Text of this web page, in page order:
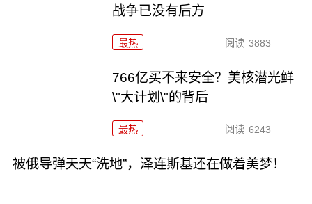
战争已没有后方
最热 阅读 3883
766亿买不来安全？美核潜光鲜
\"大计划\"的背后
最热 阅读 6243
被俄导弹天天“洗地”，泽连斯基还在做着美梦！